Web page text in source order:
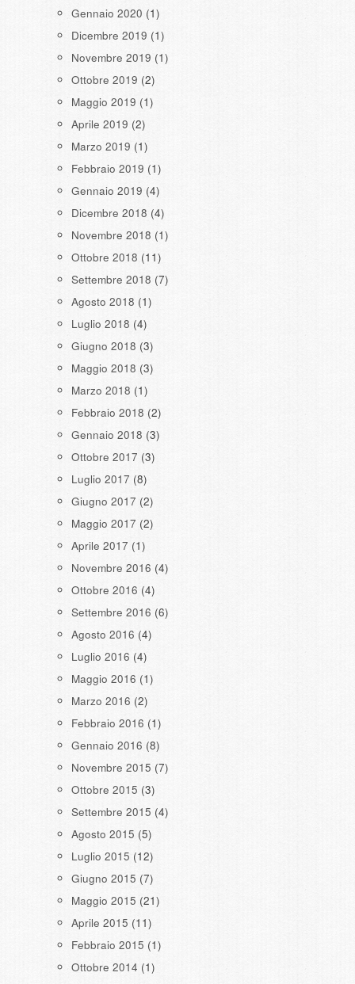
Gennaio 2020 (1)
Dicembre 2019 (1)
Novembre 2019 (1)
Ottobre 2019 (2)
Maggio 2019 (1)
Aprile 2019 (2)
Marzo 2019 (1)
Febbraio 2019 (1)
Gennaio 2019 (4)
Dicembre 2018 (4)
Novembre 2018 (1)
Ottobre 2018 (11)
Settembre 2018 (7)
Agosto 2018 (1)
Luglio 2018 (4)
Giugno 2018 (3)
Maggio 2018 (3)
Marzo 2018 (1)
Febbraio 2018 (2)
Gennaio 2018 (3)
Ottobre 2017 (3)
Luglio 2017 (8)
Giugno 2017 (2)
Maggio 2017 (2)
Aprile 2017 (1)
Novembre 2016 (4)
Ottobre 2016 (4)
Settembre 2016 (6)
Agosto 2016 (4)
Luglio 2016 (4)
Maggio 2016 (1)
Marzo 2016 (2)
Febbraio 2016 (1)
Gennaio 2016 (8)
Novembre 2015 (7)
Ottobre 2015 (3)
Settembre 2015 (4)
Agosto 2015 (5)
Luglio 2015 (12)
Giugno 2015 (7)
Maggio 2015 (21)
Aprile 2015 (11)
Febbraio 2015 (1)
Ottobre 2014 (1)